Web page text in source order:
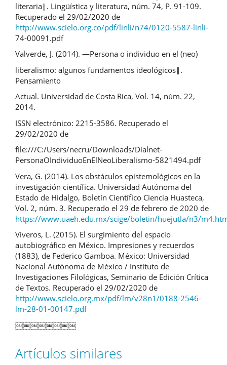
literaria‖. Lingüística y literatura, núm. 74, P. 91-109.
Recuperado el 29/02/2020 de
http://www.scielo.org.co/pdf/linli/n74/0120-5587-linli-
74-00091.pdf
Valverde, J. (2014). ―Persona o individuo en el (neo)
liberalismo: algunos fundamentos ideológicos‖.
Pensamiento
Actual. Universidad de Costa Rica, Vol. 14, núm. 22,
2014.
ISSN electrónico: 2215-3586. Recuperado el
29/02/2020 de
file:///C:/Users/necru/Downloads/Dialnet-
PersonaOIndividuoEnElNeoLiberalismo-5821494.pdf
Vera, G. (2014). Los obstáculos epistemológicos en la
investigación científica. Universidad Autónoma del
Estado de Hidalgo, Boletín Científico Ciencia Huasteca,
Vol. 2, núm. 3. Recuperado el 29 de febrero de 2020 de
https://www.uaeh.edu.mx/scige/boletin/huejutla/n3/
Viveros, L. (2015). El surgimiento del espacio
autobiográfico en México. Impresiones y recuerdos
(1883), de Federico Gamboa. México: Universidad
Nacional Autónoma de México / Instituto de
Investigaciones Filológicas, Seminario de Edición Crítica
de Textos. Recuperado el 29/02/2020 de
http://www.scielo.org.mx/pdf/lm/v28n1/0188-2546-
lm-28-01-00147.pdf
￼￼￼￼￼￼￼￼
Artículos similares